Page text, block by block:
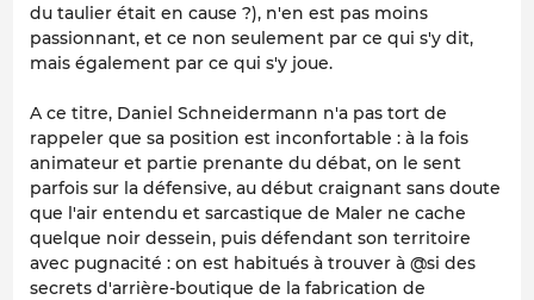
du taulier était en cause ?), n'en est pas moins
passionnant, et ce non seulement par ce qui s'y dit,
mais également par ce qui s'y joue.
A ce titre, Daniel Schneidermann n'a pas tort de
rappeler que sa position est inconfortable : à la fois
animateur et partie prenante du débat, on le sent
parfois sur la défensive, au début craignant sans doute
que l'air entendu et sarcastique de Maler ne cache
quelque noir dessein, puis défendant son territoire
avec pugnacité : on est habitués à trouver à @si des
secrets d'arrière-boutique de la fabrication de